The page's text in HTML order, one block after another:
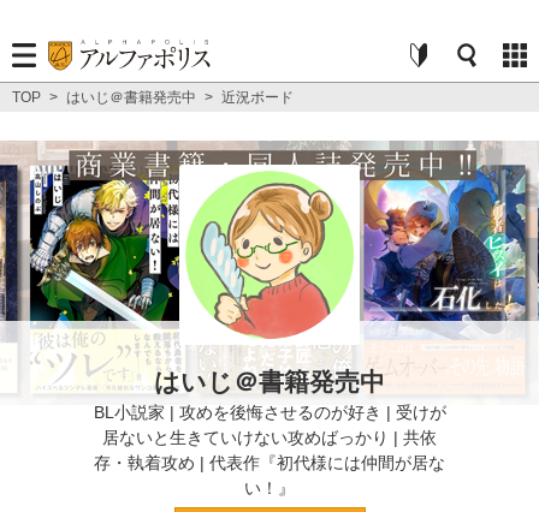
TOP > はいじ＠書籍発売中 > 近況ボード
はいじ＠書籍発売中
BL小説家 | 攻めを後悔させるのが好き | 受けが
居ないと生きていけない攻めばっかり | 共依
存・執着攻め | 代表作『初代様には仲間が居な
い！』